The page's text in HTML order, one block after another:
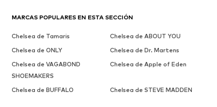
MARCAS POPULARES EN ESTA SECCIÓN
Chelsea de Tamaris
Chelsea de ABOUT YOU
Chelsea de ONLY
Chelsea de Dr. Martens
Chelsea de VAGABOND
SHOEMAKERS
Chelsea de Apple of Eden
Chelsea de BUFFALO Chelsea de STEVE MADDEN